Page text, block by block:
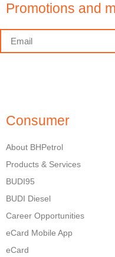
Promotions and
Consumer
About BHPetrol
Products & Services
BUDI95
BUDI Diesel
Career Opportunities
eCard Mobile App
eCard